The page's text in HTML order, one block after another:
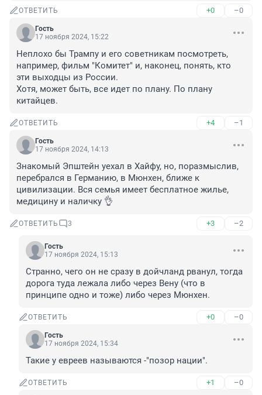
ОТВЕТИТЬ +0 –0
Гость
17 ноября 2024, 15:22
Неплохо бы Трампу и его советникам посмотреть,
например, фильм "Комитет" и, наконец, понять, кто
эти выходцы из России.
Хотя, может быть, все идет по плану. По плану
китайцев.
ОТВЕТИТЬ +4 –1
Гость
17 ноября 2024, 14:13
Знакомый Эпштейн уехал в Хайфу, но, поразмыслив,
перебрался в Германию, в Мюнхен, ближе к
цивилизации. Вся семья имеет бесплатное жилье,
медицину и наличку 👌
ОТВЕТИТЬ 3 +3 –2
Гость
17 ноября 2024, 15:13
Странно, чего он не сразу в дойчланд рванул, тогда
дорога туда лежала либо через Вену (что в
принципе одно и тоже) либо через Мюнхен.
ОТВЕТИТЬ +0 –0
Гость
17 ноября 2024, 15:34
Такие у евреев называются -"позор нации".
ОТВЕТИТЬ +1 –0